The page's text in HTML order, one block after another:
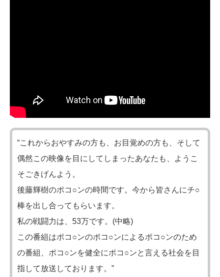
“これからおやすみの方も、お目覚めの方も、そして
偶然この映像を目にしてしまったあなたも、ようこ
そごきげんよう。
後藤輝樹のポコ○ンの時間です。今から皆さんにチ○
棒を出し合ってもらいます。
私の戦闘力は、53万です。(中略)
この番組はポコ○ンのポコ○ンによるポコ○ンのため
の番組、ポコ○ンを健全にポコ○ンと言える社会を目
指して放送しております。”